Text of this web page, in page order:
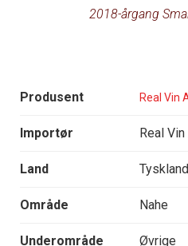
2018-årgang
Produsent Real Vin
Importør Real Vin
Land Tyskland
Område Nahe
Underområde Øvrige